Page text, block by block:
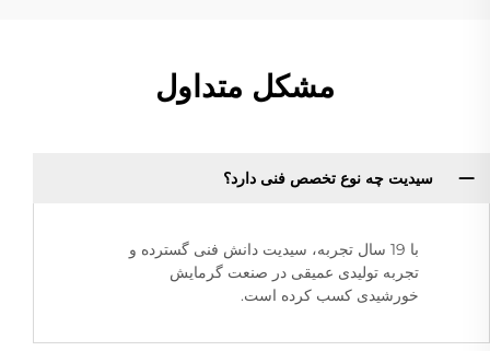
مشکل متداول
سیدیت چه نوع تخصص فنی دارد؟
با 19 سال تجربه، سیدیت دانش فنی گسترده و
تجربه تولیدی عمیقی در صنعت گرمایش
خورشیدی کسب کرده است.